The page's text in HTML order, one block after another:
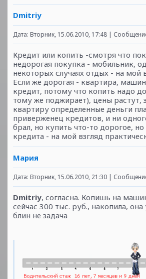
Dmitriy
Дата: Вторник, 15.06.2010, 17:48 |
Кредит или копить -смотря что
недорогая покупка - мобильник,
некоторых случаях отдых - на мой
Если же дорогая - квартира,
кредит, потому что копить надо
тому же поджирает), цены растут,
квартиру определенные деньги
приверженец кредитов, и ни
брал, но купить что-то дорогое,
кредита - на мой взгляд
Мария
Дата: Вторник, 15.06.2010, 21:30 |
Dmitriy, согласна. Копишь на
сейчас 300 тыс. руб., накопила,
блин не задача